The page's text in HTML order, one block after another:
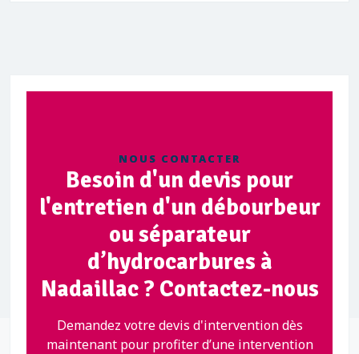
NOUS CONTACTER
Besoin d'un devis pour
l'entretien d'un débourbeur
ou séparateur
d’hydrocarbures à
Nadaillac ? Contactez-nous
Demandez votre devis d'intervention dès
maintenant pour profiter d’une intervention